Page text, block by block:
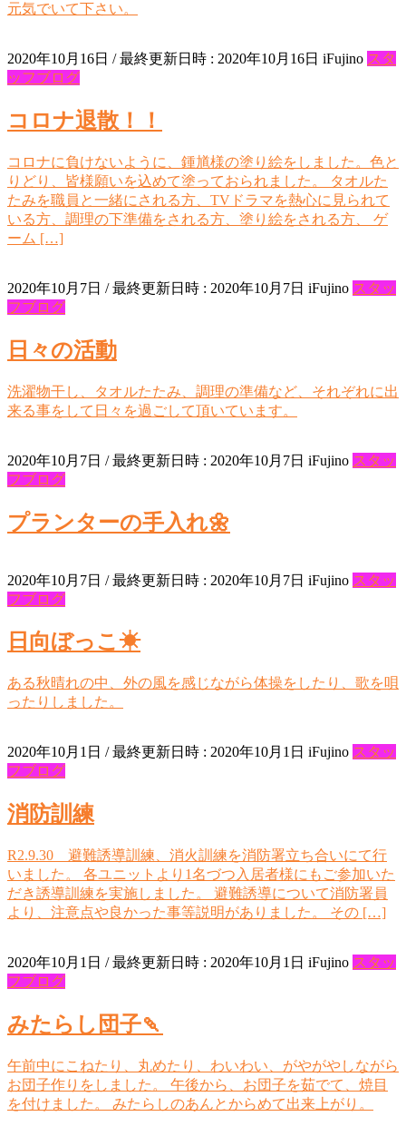
元気でいて下さい。
2020年10月16日 / 最終更新日時 : 2020年10月16日 iFujino スタ
ッフブログ
コロナ退散！！
コロナに負けないように、鍾馗様の塗り絵をしました。色と
りどり、皆様願いを込めて塗っておられました。 タオルた
たみを職員と一緒にされる方、TVドラマを熱心に見られて
いる方、調理の下準備をされる方、塗り絵をされる方、 ゲ
ーム […]
2020年10月7日 / 最終更新日時 : 2020年10月7日 iFujino スタッ
フブログ
日々の活動
洗濯物干し、タオルたたみ、調理の準備など、それぞれに出
来る事をして日々を過ごして頂いています。
2020年10月7日 / 最終更新日時 : 2020年10月7日 iFujino スタッ
フブログ
プランターの手入れ🌼
2020年10月7日 / 最終更新日時 : 2020年10月7日 iFujino スタッ
フブログ
日向ぼっこ☀
ある秋晴れの中、外の風を感じながら体操をしたり、歌を唄
ったりしました。
2020年10月1日 / 最終更新日時 : 2020年10月1日 iFujino スタッ
フブログ
消防訓練
R2.9.30 避難誘導訓練、消火訓練を消防署立ち合いにて行
いました。 各ユニットより1名づつ入居者様にもご参加いた
だき誘導訓練を実施しました。 避難誘導について消防署員
より、注意点や良かった事等説明がありました。 その […]
2020年10月1日 / 最終更新日時 : 2020年10月1日 iFujino スタッ
フブログ
みたらし団子🍡
午前中にこねたり、丸めたり、わいわい、がやがやしながら
お団子作りをしました。 午後から、お団子を茹でて、焼目
を付けました。 みたらしのあんとからめて出来上がり。